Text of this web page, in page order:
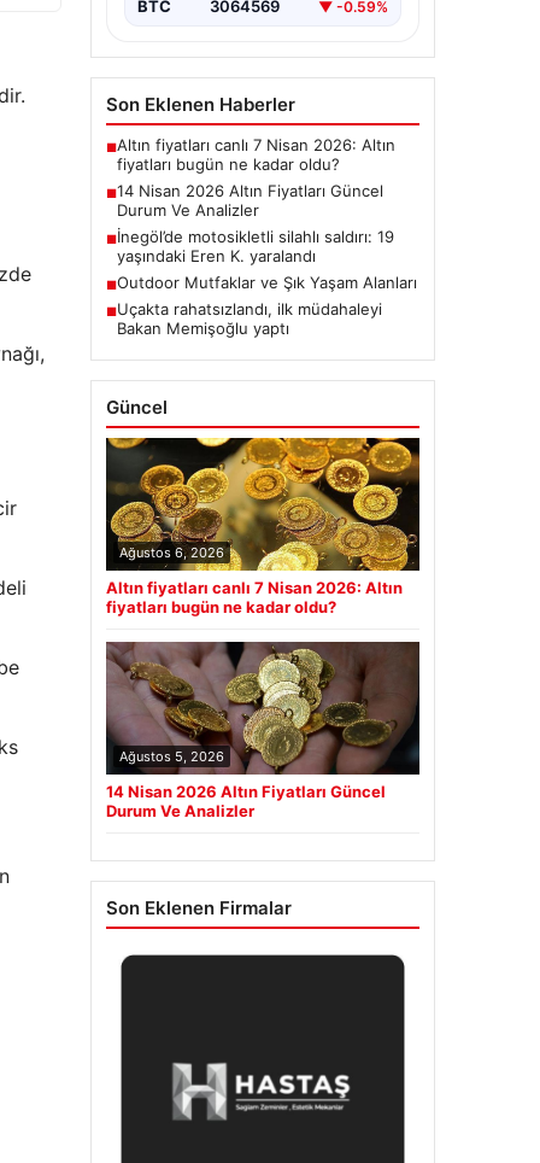
BTC 3064569 ▼ -0.59%
Son Eklenen Haberler
■Altın fiyatları canlı 7 Nisan 2026: Altın
fiyatları bugün ne kadar oldu?
■14 Nisan 2026 Altın Fiyatları Güncel
Durum Ve Analizler
■İnegöl’de motosikletli silahlı saldırı: 19
yaşındaki Eren K. yaralandı
■Outdoor Mutfaklar ve Şık Yaşam Alanları
■Uçakta rahatsızlandı, ilk müdahaleyi
Bakan Memişoğlu yaptı
Güncel
Ağustos 6, 2026
Altın fiyatları canlı 7 Nisan 2026: Altın
fiyatları bugün ne kadar oldu?
Ağustos 5, 2026
14 Nisan 2026 Altın Fiyatları Güncel
Durum Ve Analizler
Son Eklenen Firmalar